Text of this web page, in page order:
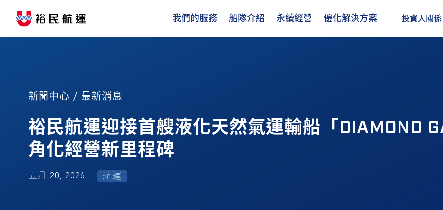
我們的服務 船隊介紹 永續經營 優化解決方案 投資人關係
新聞中心 / 最新消息
裕民航運迎接首艘液化天然氣運輸船「DIAMOND
角化經營新里程碑
五月 20, 2026 航運